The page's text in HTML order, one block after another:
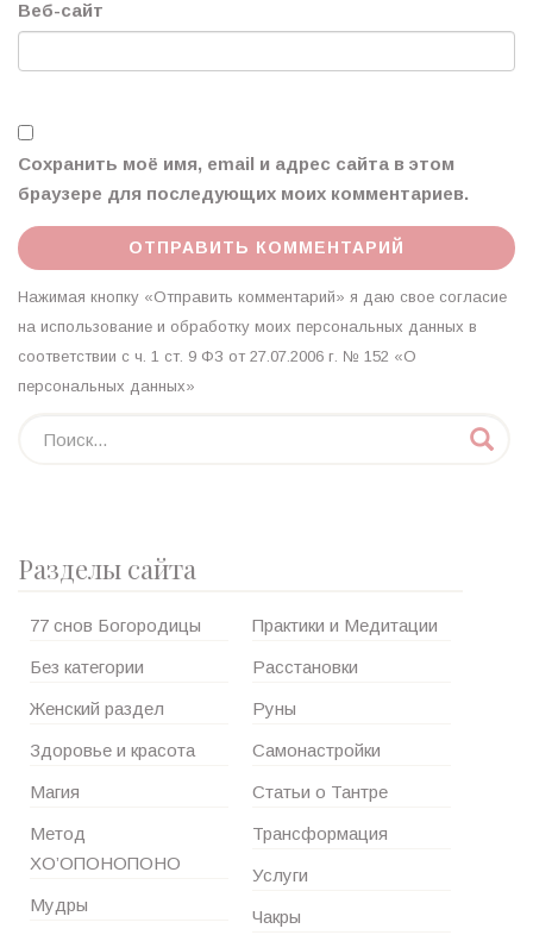
Веб-сайт
Сохранить моё имя, email и адрес сайта в этом
браузере для последующих моих комментариев.
Нажимая кнопку «Отправить комментарий» я даю свое согласие
на использование и обработку моих персональных данных в
соответствии с ч. 1 ст. 9 ФЗ от 27.07.2006 г. № 152 «О
персональных данных»
Разделы сайта
77 снов Богородицы
Без категории
Женский раздел
Здоровье и красота
Магия
Метод
ХО’ОПОНОПОНО
Мудры
Практики и Медитации
Расстановки
Руны
Самонастройки
Статьи о Тантре
Трансформация
Услуги
Чакры